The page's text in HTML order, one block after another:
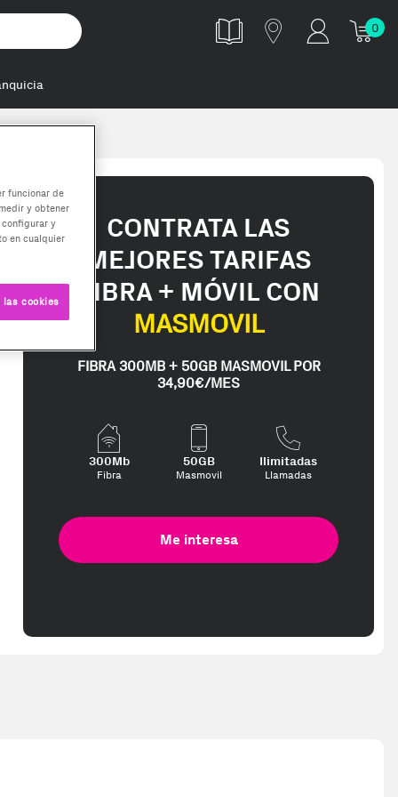
0
CONTRATA LAS
MEJORES TARIFAS
FIBRA + MÓVIL CON
MASMOVIL
FIBRA 300MB + 50GB MASMOVIL POR
34,90€/MES
300Mb
Fibra
50GB
Masmovil
Ilimitadas
Llamadas
Me interesa
funcionar de
y obtener
y
en cualquier
cookies